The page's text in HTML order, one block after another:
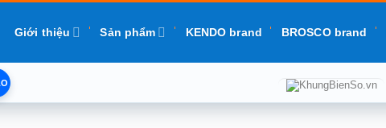
Giới thiệu Sản phẩm KENDO brand BROSCO brand